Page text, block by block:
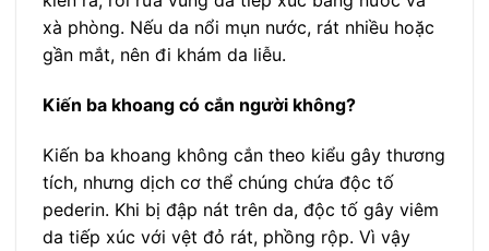
xà phòng. Nếu da nổi mụn nước, rát nhiều hoặc
gần mắt, nên đi khám da liễu.
Kiến ba khoang có cắn người không?
Kiến ba khoang không cắn theo kiểu gây thương
tích, nhưng dịch cơ thể chúng chứa độc tố
pederin. Khi bị đập nát trên da, độc tố gây viêm
da tiếp xúc với vệt đỏ rát, phồng rộp. Vì vậy